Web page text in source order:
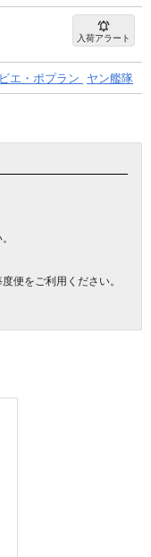
入荷アラート
エ・ポプラン ヤン艦隊
便をご利用ください。